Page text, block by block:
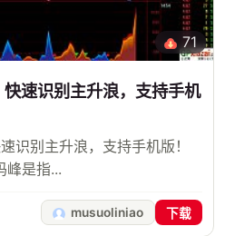
71
速识别主升浪，支持手机
识别主升浪，支持手机版！
峰是指...
musuoliniao 下载